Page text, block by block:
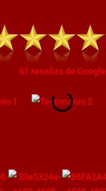
61 reseñas de Google